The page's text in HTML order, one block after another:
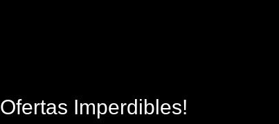
Ofertas Imperdibles!